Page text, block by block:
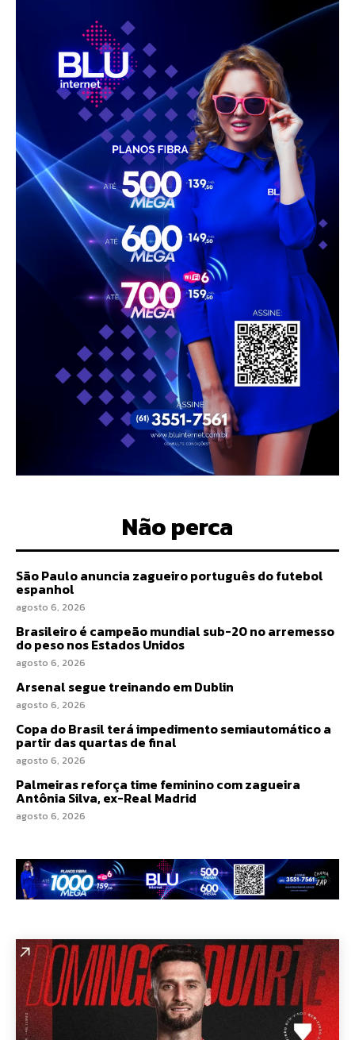
Não perca
São Paulo anuncia zagueiro português do futebol
espanhol
agosto 6, 2026
Brasileiro é campeão mundial sub-20 no arremesso
do peso nos Estados Unidos
agosto 6, 2026
Arsenal segue treinando em Dublin
agosto 6, 2026
Copa do Brasil terá impedimento semiautomático a
partir das quartas de final
agosto 6, 2026
Palmeiras reforça time feminino com zagueira
Antônia Silva, ex-Real Madrid
agosto 6, 2026